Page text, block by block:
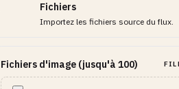
Fichiers
Importez les fichiers source du flux.
Fichiers d'image (jusqu'à 100)